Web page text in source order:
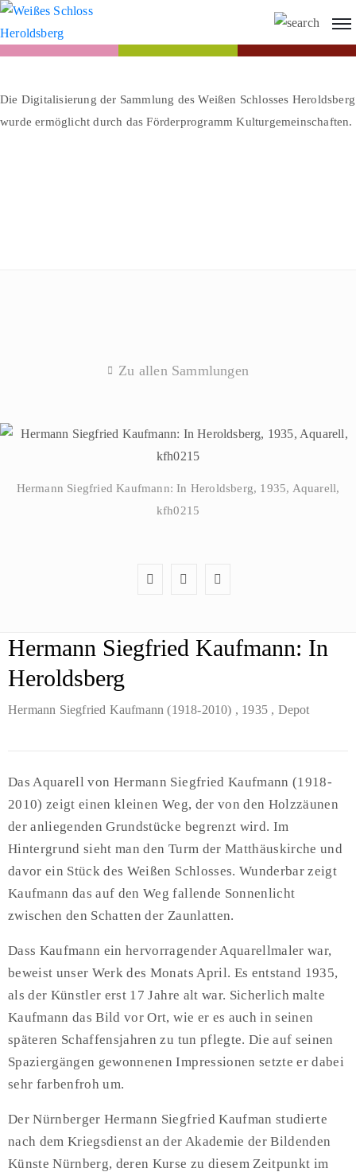
Die Digitalisierung der Sammlung des Weißen Schlosses Heroldsberg
wurde ermöglicht durch das Förderprogramm Kulturgemeinschaften.
Zu allen Sammlungen
Hermann Siegfried Kaufmann: In Heroldsberg, 1935, Aquarell,
kfh0215
Hermann Siegfried Kaufmann: In
Heroldsberg
Hermann Siegfried Kaufmann (1918-2010) , 1935 , Depot
Das Aquarell von Hermann Siegfried Kaufmann (1918-
2010) zeigt einen kleinen Weg, der von den Holzzäunen
der anliegenden Grundstücke begrenzt wird. Im
Hintergrund sieht man den Turm der Matthäuskirche und
davor ein Stück des Weißen Schlosses. Wunderbar zeigt
Kaufmann das auf den Weg fallende Sonnenlicht
zwischen den Schatten der Zaunlatten.
Dass Kaufmann ein hervorragender Aquarellmaler war,
beweist unser Werk des Monats April. Es entstand 1935,
als der Künstler erst 17 Jahre alt war. Sicherlich malte
Kaufmann das Bild vor Ort, wie er es auch in seinen
späteren Schaffensjahren zu tun pflegte. Die auf seinen
Spaziergängen gewonnenen Impressionen setzte er dabei
sehr farbenfroh um.
Der Nürnberger Hermann Siegfried Kaufman studierte
nach dem Kriegsdienst an der Akademie der Bildenden
Künste Nürnberg, deren Kurse zu diesem Zeitpunkt im